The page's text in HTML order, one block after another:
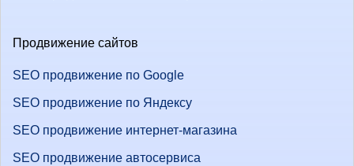
Продвижение сайтов
SEO продвижение по Google
SEO продвижение по Яндексу
SEO продвижение интернет-магазина
SEO продвижение автосервиса